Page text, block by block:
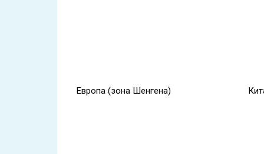
Европа (зона Шенгена)